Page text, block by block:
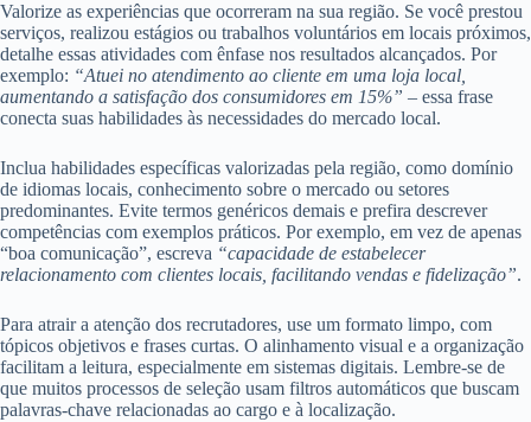
Valorize as experiências que ocorreram na sua região. Se você prestou
serviços, realizou estágios ou trabalhos voluntários em locais próximos,
detalhe essas atividades com ênfase nos resultados alcançados. Por
exemplo: “Atuei no atendimento ao cliente em uma loja local,
aumentando a satisfação dos consumidores em 15%” – essa frase
conecta suas habilidades às necessidades do mercado local.
Inclua habilidades específicas valorizadas pela região, como domínio
de idiomas locais, conhecimento sobre o mercado ou setores
predominantes. Evite termos genéricos demais e prefira descrever
competências com exemplos práticos. Por exemplo, em vez de apenas
“boa comunicação”, escreva “capacidade de estabelecer
relacionamento com clientes locais, facilitando vendas e fidelização”.
Para atrair a atenção dos recrutadores, use um formato limpo, com
tópicos objetivos e frases curtas. O alinhamento visual e a organização
facilitam a leitura, especialmente em sistemas digitais. Lembre-se de
que muitos processos de seleção usam filtros automáticos que buscam
palavras-chave relacionadas ao cargo e à localização.